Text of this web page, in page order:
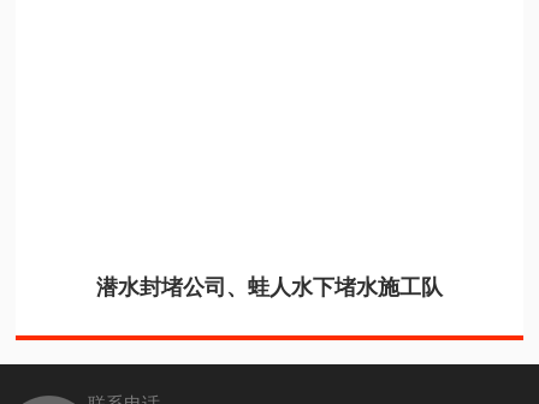
潜水封堵公司、蛙人水下堵水施工队